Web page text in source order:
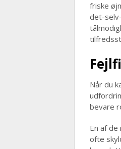
friske
det-
Når du
bevare
En af
ofte